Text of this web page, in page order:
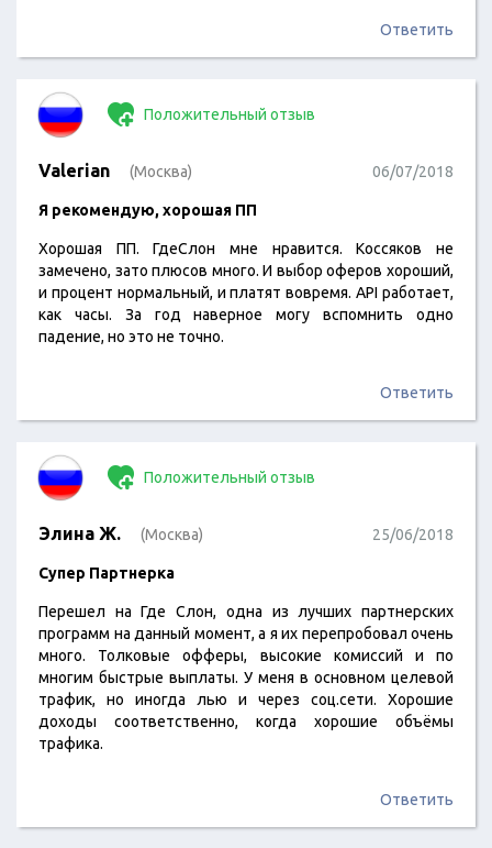
Ответить
Положительный отзыв
Valerian (Москва) 06/07/2018
Я рекомендую, хорошая ПП
Хорошая ПП. ГдеСлон мне нравится. Коссяков не
замечено, зато плюсов много. И выбор оферов хороший,
и процент нормальный, и платят вовремя. API работает,
как часы. За год наверное могу вспомнить одно
падение, но это не точно.
Ответить
Положительный отзыв
Элина Ж. (Москва) 25/06/2018
Супер Партнерка
Перешел на Где Слон, одна из лучших партнерских
программ на данный момент, а я их перепробовал очень
много. Толковые офферы, высокие комиссий и по
многим быстрые выплаты. У меня в основном целевой
трафик, но иногда лью и через соц.сети. Хорошие
доходы соответственно, когда хорошие объёмы
трафика.
Ответить